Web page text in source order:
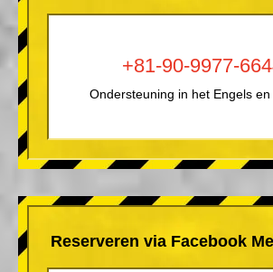
+81-90-9977-
Ondersteuning in het Engels
Reserveren via Facebook